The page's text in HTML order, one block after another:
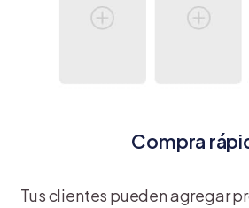
Compra
Tus clientes pueden agregar